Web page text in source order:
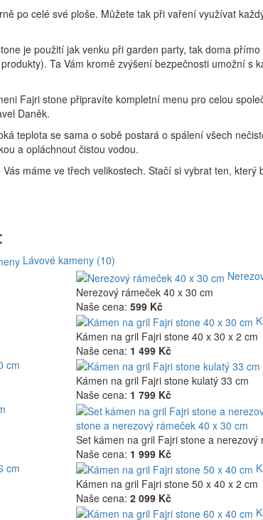
po celé své ploše. Můžete tak při vaření využívat
je použití jak venku při garden party, tak doma
Ta Vám kromě zvýšení bezpečnosti umožní s
Fajri stone připravíte kompletní menu pro celou
Daněk.
teplota se sama o sobě postará o spálení všech
a opláchnout čistou vodou.
máme ve třech velikostech. Stačí si vybrat ten, který
Lávové kameny (10)
Nerezový rámeček 40 x 30 cm
Naše cena: 599 Kč
Kámen na gril Fajri stone 40 x 30 x 2 cm
Naše cena: 1 499 Kč
cm
Kámen na gril Fajri stone kulatý 33 cm
Naše cena: 1 799 Kč
stone a nerezový rámeček 40 x 30 cm
Set kámen na gril Fajri stone a nerezový
Naše cena: 1 999 Kč
cm
Kámen na gril Fajri stone 50 x 40 x 2 cm
Naše cena: 2 099 Kč